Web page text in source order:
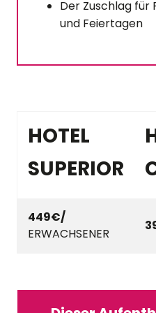
Der Zuschlag für
und Feiertagen
HOTEL
SUPERIOR
449€/
ERWACHSENER